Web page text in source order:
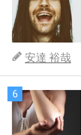
安達 裕哉
6